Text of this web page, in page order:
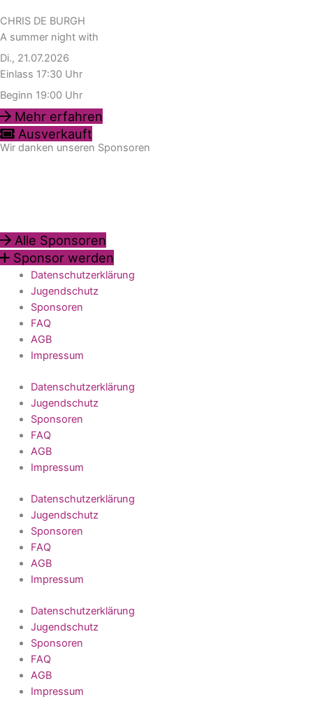
CHRIS DE BURGH
A summer night with
Di., 21.07.2026
Einlass 17:30 Uhr
Beginn 19:00 Uhr
Mehr erfahren
Ausverkauft
Wir danken unseren Sponsoren
Alle Sponsoren
Sponsor werden
Datenschutzerklärung
Jugendschutz
Sponsoren
FAQ
AGB
Impressum
Datenschutzerklärung
Jugendschutz
Sponsoren
FAQ
AGB
Impressum
Datenschutzerklärung
Jugendschutz
Sponsoren
FAQ
AGB
Impressum
Datenschutzerklärung
Jugendschutz
Sponsoren
FAQ
AGB
Impressum